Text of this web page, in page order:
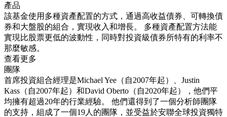
產品
該基金使用多種資產配置的方式，通過高收益債券、可轉換債
券和大盤股的組合，實現收入和增長。 多種資產配置方法能
實現比股票更低的波動性，同時對投資級債券所特有的利率不
那麼敏感。
查看更多
團隊
首席投資組合經理是Michael Yee（自2007年起）、Justin
Kass（自2007年起）和David Oberto（自2020年起），他們平
均擁有超過20年的行業經驗。 他們還得到了一個分析師團隊
的支持，組成了一個19人的團隊，並受益於安聯全球投資獨特